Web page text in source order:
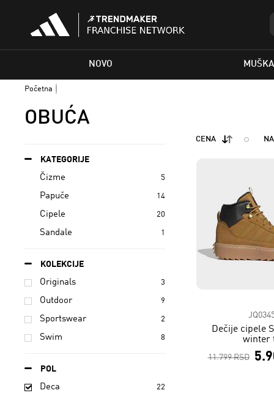
NOVO
Početna
OBUĆA
KATEGORIJE
Čizme 5
Papuče 14
Cipele 20
Sandale 1
KOLEKCIJE
Originals 3
Outdoor 9
Sportswear 2
Swim 8
POL
Deca 22
CENA
Dečije cipele
winter
11.799 RSD